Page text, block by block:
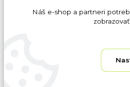
Náš e-shop a partneri